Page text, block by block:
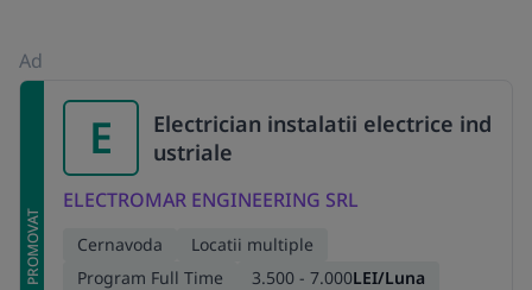
Ad
PROMOVAT
E
Electrician instalatii electrice ind
ustriale
ELECTROMAR ENGINEERING SRL
Cernavoda
Locatii multiple
Program Full Time
3.500 - 7.000LEI/Luna